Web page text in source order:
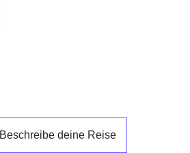
Beschreibe deine Reise